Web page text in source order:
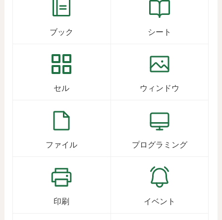
ブック シート
セル ウィンドウ
ファイル プログラミング
印刷 イベント